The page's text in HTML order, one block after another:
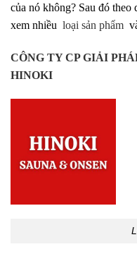
của nó không? Sau đó theo
xem nhiều loại sản phẩm
CÔNG TY CP GIẢI
HINOKI